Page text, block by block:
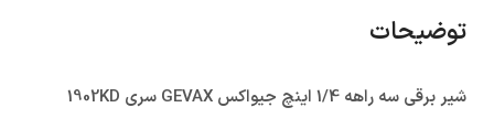
توضیحات
شیر برقی سه راهه 1/4 اینچ جیواکس GEVAX سری 1902KD